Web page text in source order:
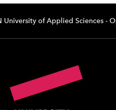
University of Applied Sciences -